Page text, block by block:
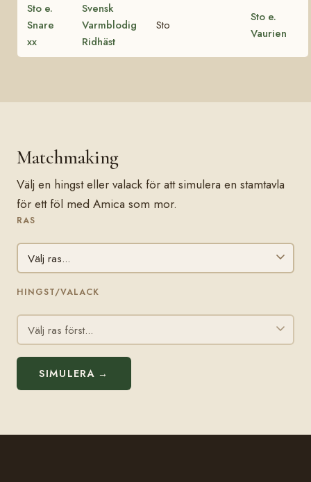
Sto e.
Snare
xx
Svensk
Varmblodig
Ridhäst
Sto
Sto e.
Vaurien
Matchmaking
Välj en hingst eller valack för att simulera en stamtavla
för ett föl med Amica som mor.
RAS
HINGST/VALACK
SIMULERA →